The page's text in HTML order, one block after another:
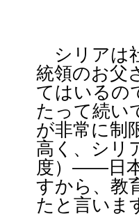
シリアは
統領のお父
てはいるの
たって続い
が非常に制
高く、シリ
度）――日
すから、教
たと言いま